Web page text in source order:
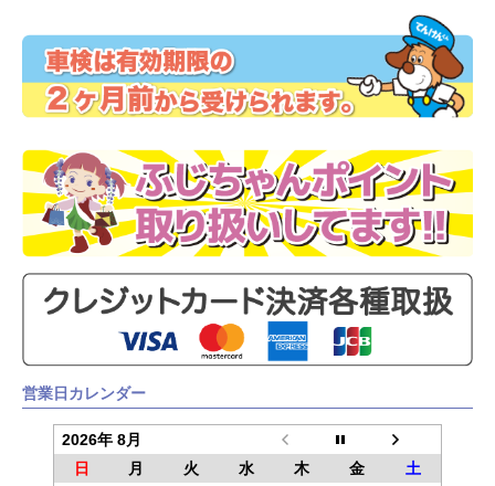
営業日カレンダー
2026年 8月
日
月 火 水 木 金
土